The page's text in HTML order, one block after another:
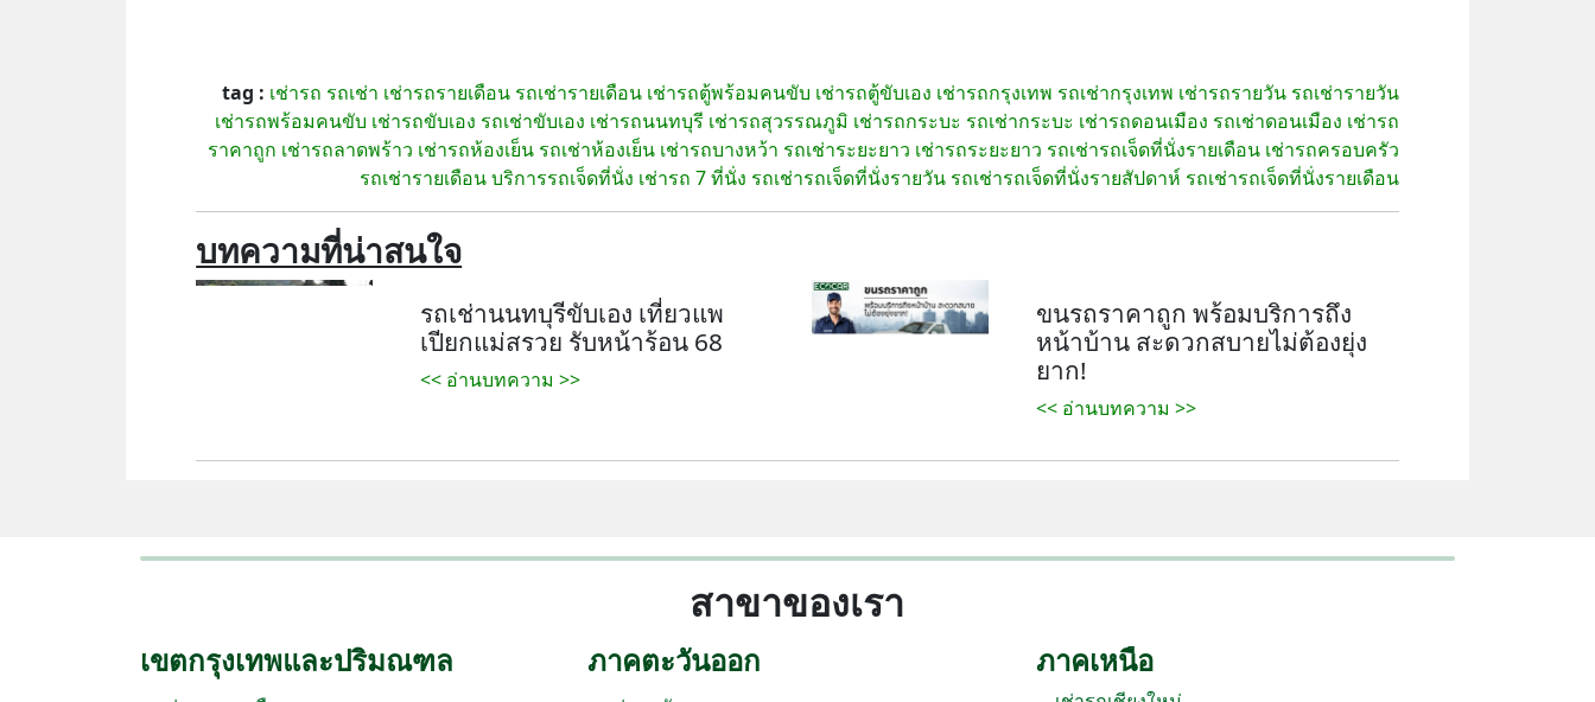
tag : เช่ารถ รถเช่า เช่ารถรายเดือน รถเช่ารายเดือน เช่ารถตู้พร้อมคนขับ เช่ารถตู้ขับเอง เช่ารถกรุงเทพ รถเช่ากรุงเทพ เช่ารถรายวัน รถเช่ารายวัน
เช่ารถพร้อมคนขับ เช่ารถขับเอง รถเช่าขับเอง เช่ารถนนทบุรี เช่ารถสุวรรณภูมิ เช่ารถกระบะ รถเช่ากระบะ เช่ารถดอนเมือง รถเช่าดอนเมือง เช่ารถ
ราคาถูก เช่ารถลาดพร้าว เช่ารถห้องเย็น รถเช่าห้องเย็น เช่ารถบางหว้า รถเช่าระยะยาว เช่ารถระยะยาว รถเช่ารถเจ็ดที่นั่งรายเดือน เช่ารถครอบครัว
รถเช่ารายเดือนบริการรถเจ็ดที่นั่ง เช่ารถ 7 ที่นั่ง รถเช่ารถเจ็ดที่นั่งรายวัน รถเช่ารถเจ็ดที่นั่งรายสัปดาห์ รถเช่ารถเจ็ดที่นั่งรายเดือน
บทความที่น่าสนใจ
รถเช่านนทบุรีขับเอง เที่ยวแพ
เปียกแม่สรวย รับหน้าร้อน 68
<< อ่านบทความ >>
ขนรถราคาถูก พร้อมบริการถึง
หน้าบ้าน สะดวกสบายไม่ต้องยุ่ง
ยาก!
<< อ่านบทความ >>
สาขาของเรา
เขตกรุงเทพและปริมณฑล ภาคตะวันออก ภาคเหนือ